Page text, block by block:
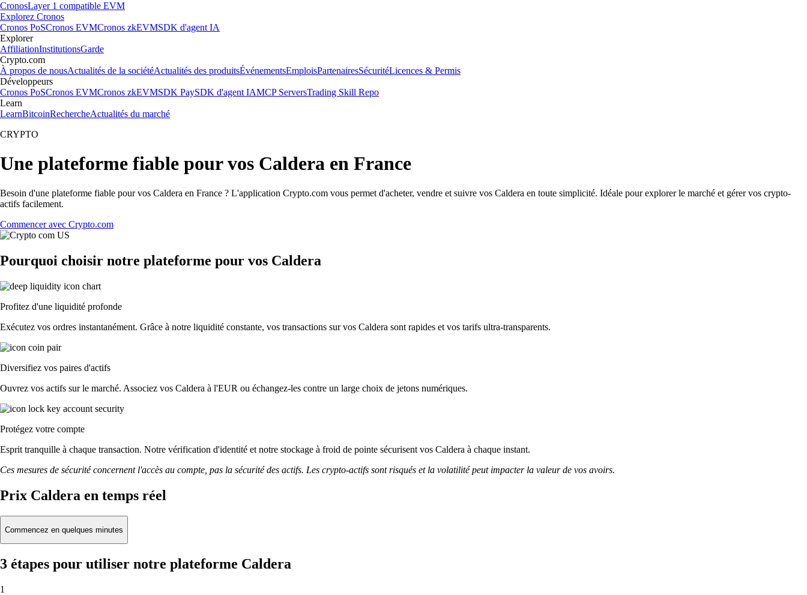
CronosLayer 1 compatible EVM
Explorez Cronos
Cronos PoSCronos EVMCronos zkEVMSDK d'agent IA
Explorer
AffiliationInstitutionsGarde
Crypto.com
À propos de nousActualités de la sociétéActualités des produitsÉvénementsEmploisPartenairesSécuritéLicences & Permis
Développeurs
Cronos PoSCronos EVMCronos zkEVMSDK PaySDK d'agent IAMCP ServersTrading Skill Repo
Learn
LearnBitcoinRechercheActualités du marché
CRYPTO
Une plateforme fiable pour vos Caldera en France
Besoin d'une plateforme fiable pour vos Caldera en France ? L'application Crypto.com vous permet d'acheter, vendre et suivre vos Caldera en toute simplicité. Idéale pour explorer le marché et gérer vos crypto-
actifs facilement.
Commencer avec Crypto.com
Pourquoi choisir notre plateforme pour vos Caldera
Profitez d'une liquidité profonde
Exécutez vos ordres instantanément. Grâce à notre liquidité constante, vos transactions sur vos Caldera sont rapides et vos tarifs ultra-transparents.
Diversifiez vos paires d'actifs
Ouvrez vos actifs sur le marché. Associez vos Caldera à l'EUR ou échangez-les contre un large choix de jetons numériques.
Protégez votre compte
Esprit tranquille à chaque transaction. Notre vérification d'identité et notre stockage à froid de pointe sécurisent vos Caldera à chaque instant.
Ces mesures de sécurité concernent l'accès au compte, pas la sécurité des actifs. Les crypto-actifs sont risqués et la volatilité peut impacter la valeur de vos avoirs.
Prix Caldera en temps réel
Commencez en quelques minutes
3 étapes pour utiliser notre plateforme Caldera
1